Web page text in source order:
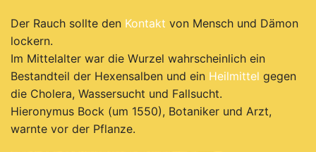
Der Rauch sollte den Kontakt von Mensch und Dämon
lockern.
Im Mittelalter war die Wurzel wahrscheinlich ein
Bestandteil der Hexensalben und ein Heilmittel gegen
die Cholera, Wassersucht und Fallsucht.
Hieronymus Bock (um 1550), Botaniker und Arzt,
warnte vor der Pflanze.